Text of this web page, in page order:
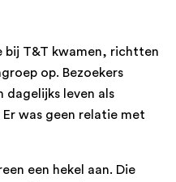
bij T&T kwamen, richtten
op. Bezoekers
dagelijks leven als
was geen relatie met
een hekel aan. Die